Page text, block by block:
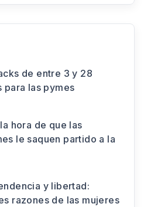
de entre 3 y 28
para las pymes
hora de que las
le saquen partido a la
y libertad:
razones de las mujeres